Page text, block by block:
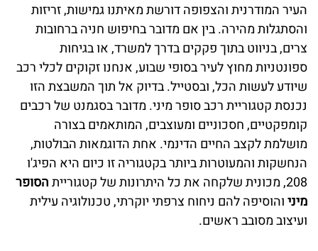
העיר המודרנית והצפופה דורשת מאיתנו גמישות, זריזות
והסתגלות מהירה. בין אם מדובר בחיפוש חניה ברחובות
צרים, בניווט בתוך פקקים בדרך למשרד, או בגיחות
ספונטניות מחוץ לעיר בסופי שבוע, אנחנו זקוקים לכלי רכב
שיודע לעשות הכל, ובסטייל. בדיוק אל תוך המשבצת הזו
נכנסת קטגוריית רכב סופר מיני. מדובר בסגמנט של רכבים
קומפקטיים, חסכוניים ומעוצבים, המותאמים בצורה
מושלמת לקצב החיים הדינמי. אחת הדוגמאות הבולטות,
הנחשקות והמעוטרות ביותר בקטגוריה זו כיום היא הפיג'ו
208, מכונית שלקחה את כל היתרונות של קטגוריית
הסופר
מיניוהוסיפה להם ניחוח צרפתי יוקרתי, טכנולוגיה עילית
ועיצוב מסובב ראשים.